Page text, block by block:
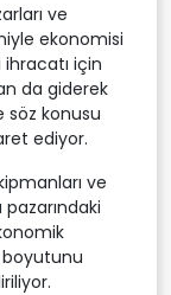
ve
ekonomisi
ihracatı için
da giderek
söz konusu
ediyor.
ve
boyutunu